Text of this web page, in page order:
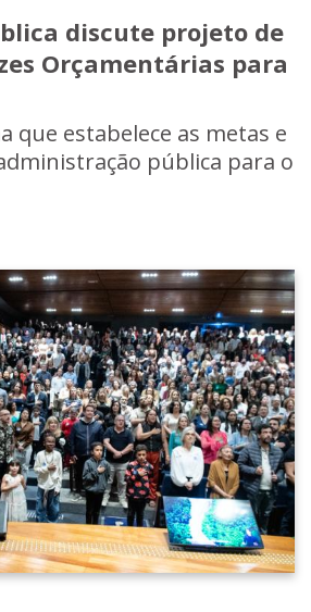
discute projeto de
Orçamentárias para
que estabelece as metas e
pública para o